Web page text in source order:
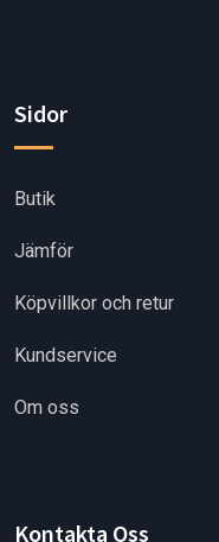
Sidor
Butik
Jämför
Köpvillkor och retur
Kundservice
Om oss
Kontakta Oss